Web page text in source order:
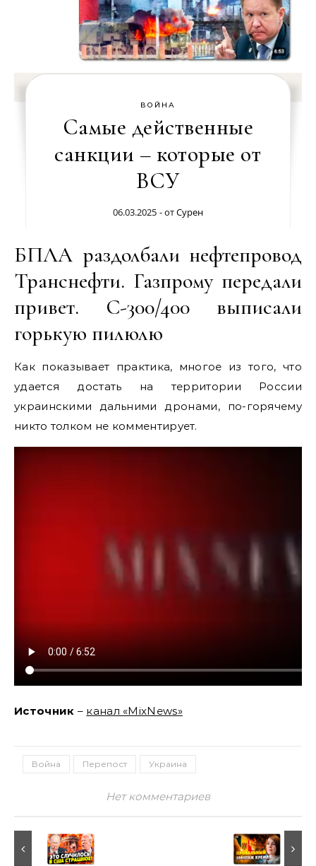
ВОЙНА
Самые действенные
санкции – которые от
ВСУ
06.03.2025 - отСурен
БПЛА раздолбали нефтепровод
Транснефти. Газпрому передали
привет. С-300/400 выписали
горькую пилюлю
Как показывает практика, многое из того, что
удается достать на территории России
украинскими дальними дронами, по-горячему
никто толком не комментирует.
Источник – канал «MixNews»
Война Перепост Украина
Нет комментариев